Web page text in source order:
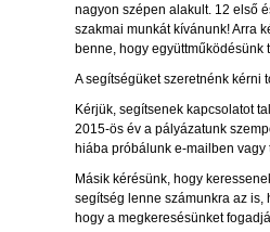
nagyon szépen alakult. 12 első
szakmai munkát kívánunk! Arra
benne, hogy
A segítségüket szeretnénk kérni
Kérjük, segítsenek kapcsolatot
2015-ös év a pályázatunk
hiába próbálunk e-mailben
Másik kérésünk, hogy
segítség lenne számunkra az
hogy a megkeresésünket